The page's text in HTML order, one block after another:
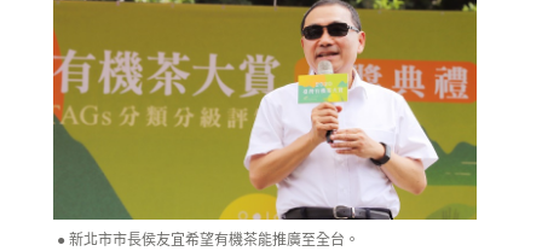
新北市市長侯友宜希望有機茶能推廣至全台。